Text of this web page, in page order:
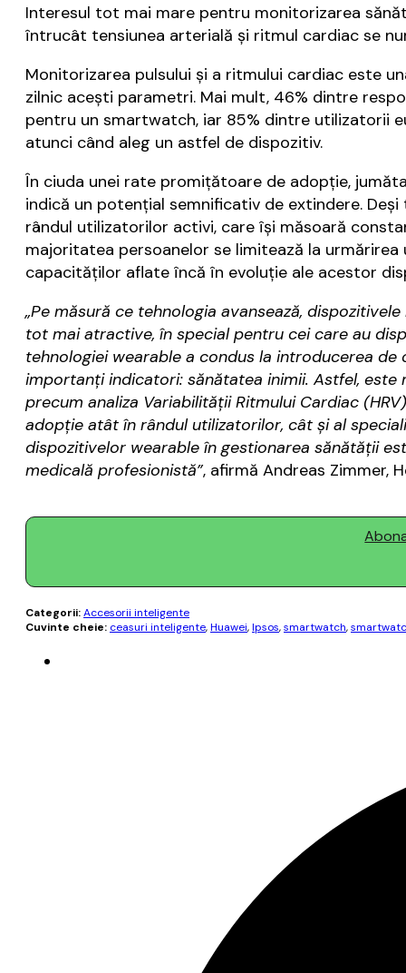
Interesul tot mai mare pentru monitorizarea
întrucât tensiunea arterială și ritmul cardiac se
Monitorizarea pulsului și a ritmului cardiac este
zilnic acești parametri. Mai mult, 46% dintre
pentru un smartwatch, iar 85% dintre utilizatorii
atunci când aleg un astfel de dispozitiv.
În ciuda unei rate promițătoare de adopție,
indică un potențial semnificativ de extindere.
rândul utilizatorilor activi, care își măsoară
majoritatea persoanelor se limitează la
capacităților aflate încă în evoluție ale acestor
„Pe măsură ce tehnologia avansează,
tot mai atractive, în special pentru cei care au
tehnologiei wearable a condus la introducerea
importanți indicatori: sănătatea inimii. Astfel,
precum analiza Variabilității Ritmului Cardiac
adopție atât în rândul utilizatorilor, cât și al
dispozitivelor wearable în gestionarea sănătății
medicală profesionistă”, afirmă Andreas Zimmer,
Categorii:Accesorii inteligente
Cuvinte cheie: ceasuri inteligente,Huawei,Ipsos,smartwatch,